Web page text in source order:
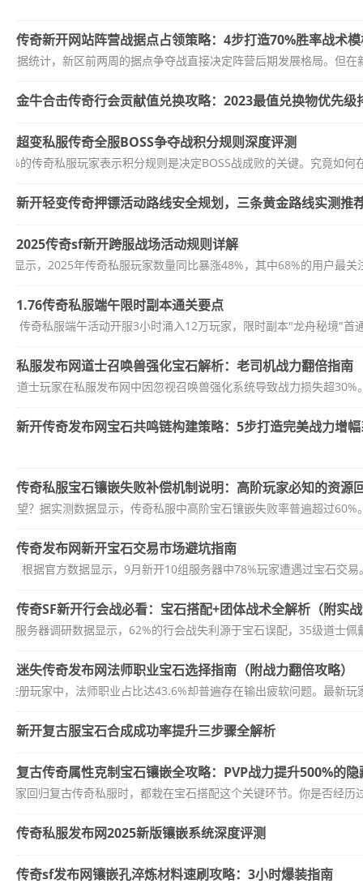
传奇新开网站阵营战据点占领策略：4步打造70%胜率战术
数据统计，新区前两周的据点争夺战直接决定阵营后期发展格局。但
金牛合击传奇行会贡献值兑换攻略：2023最值兑换物优先级
超变私服传奇全服BOSS争夺战积分规则深度评测
的传奇私服玩家表示积分规则是决定BOSS战成败的关键。究竟如
新开轻变传奇押镖活动路线安全规划，三条黄金路线实测推
2025传奇sf新开跨服战场活动规则详解
显示，2025年传奇私服玩家数量同比暴涨48%，其中68%的用户最
1.76传奇私服端午限时副本通关要点
传奇私服端午活动开服3小时涌入12万玩家，限时副本"龙舟秘境"
私服发布网道士召唤兽强化宝石解析：老司机战力翻倍指南
的道士玩家在私服发布网中因忽视召唤兽强化系统导致战力损失超
新开传奇发布网宝石共鸣链构建策略：5步打造完美战力增
传奇私服宝石镶嵌失败补偿机制说明：高阶玩家必知的资源
绝望？据实测数据显示，传奇私服中高阶宝石镶嵌失败率普遍超过
传奇发布网新开宝石交易市场避坑指南
根据官方数据显示，9月新开10组服务器中78%玩家遭遇过宝石交
传奇SF新开行会战必看：宝石搭配+团体战术全解析（附实
开服务器调研数据显示，62%的行会战失利源于宝石误配，35级道士
迷失传奇发布网法师职业宝石选择指南（附战力翻倍攻略）
注册玩家中，法师职业占比达43.6%却普遍存在输出疲软问题。最新
新开复古服宝石合成成功率提升三步骤全解析
复古传奇属性克制宝石镶嵌全攻略：PVP战力提升500%的隐
家回归复古传奇私服时，都栽在宝石搭配这个关键环节。你是否经
传奇私服发布网2025新版镶嵌系统深度评测
传奇sf发布网镶嵌孔淬炼材料速刷攻略：3小时爆装指南